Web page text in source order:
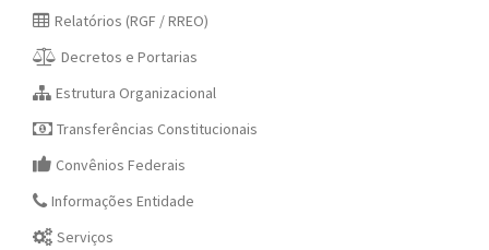
Relatórios (RGF / RREO)
Decretos e Portarias
Estrutura Organizacional
Transferências Constitucionais
Convênios Federais
Informações Entidade
Serviços